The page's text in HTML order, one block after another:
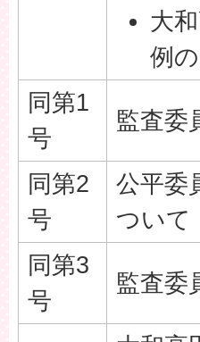
大
例
同第1
号
監査委
同第2
号
公平委
ついて
同第3
号
監査委